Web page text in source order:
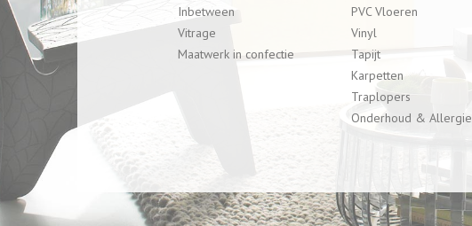
Inbetween
Vitrage
Maatwerk in confectie
PVC Vloeren
Vinyl
Tapijt
Karpetten
Traplopers
Onderhoud & Allergie